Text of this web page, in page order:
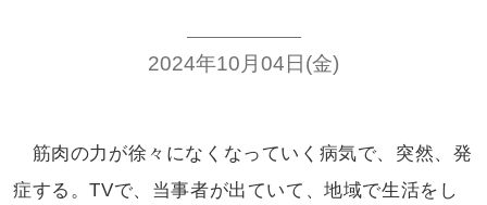
2024年10月04日(金)
筋肉の力が徐々になくなっていく病気で、 突然、発
症する。TVで、当事者が出ていて、地域で生活をし